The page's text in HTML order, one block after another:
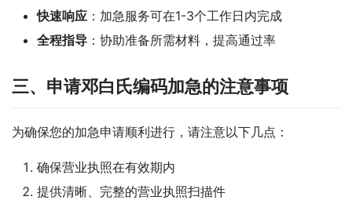
快速响应 ：加急服务可在1-3个工作日内完成
全程指导 ：协助准备所需材料，提高通过率
三、申请邓白氏编码加急的注意事项
为确保您的加急申请顺利进行，请注意以下几点：
确保营业执照在有效期内
提供清晰、完整的营业执照扫描件